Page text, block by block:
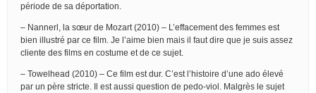
période de sa déportation.
– Nannerl, la sœur de Mozart (2010) – L’effacement des femmes est
bien illustré par ce film. Je l’aime bien mais il faut dire que je suis assez
cliente des films en costume et de ce sujet.
– Towelhead (2010) – Ce film est dur. C’est l’histoire d’une ado élevé
par un père stricte. Il est aussi question de pedo-viol. Malgrès le sujet